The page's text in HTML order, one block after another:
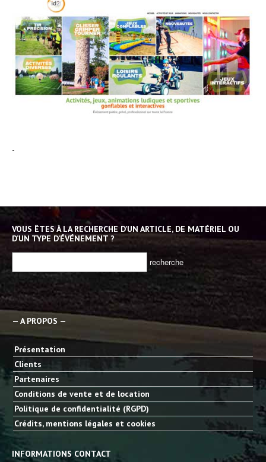
-
VOUS ÊTES À LA RECHERCHE D’UN ARTICLE, DE MATÉRIEL OU
D’UN TYPE D’ÉVÉNEMENT ?
— A PROPOS —
Présentation
Clients
Partenaires
Conditions de vente et de location
Politique de confidentialité (RGPD)
Crédits, mentions légales et cookies
INFORMATIONS CONTACT